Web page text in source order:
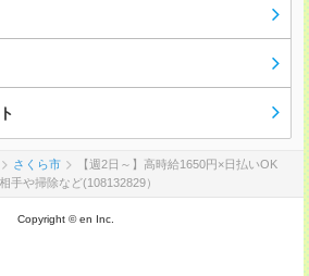
さくら市
【週2日～】高時給1650円×日払いOK
手や掃除など(108132829）
Copyright © en Inc.